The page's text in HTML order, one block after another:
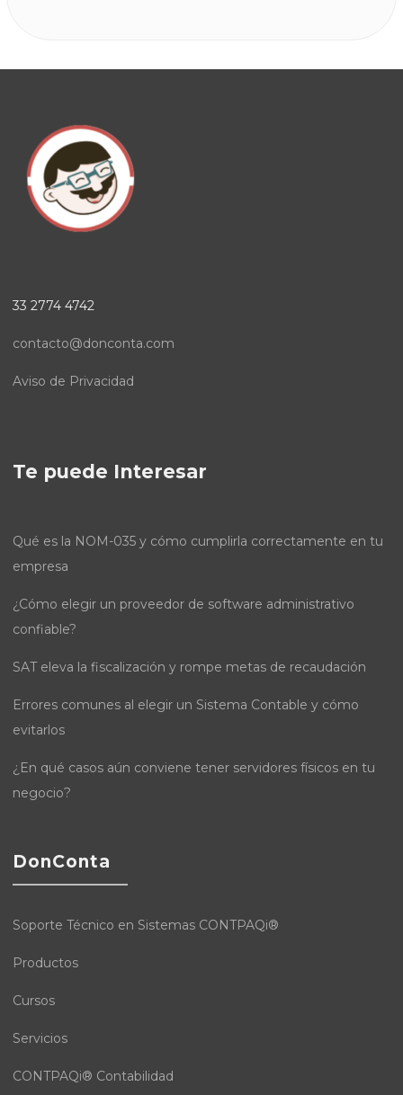
33 2774 4742
contacto@donconta.com
Aviso de Privacidad
Te puede Interesar
Qué es la NOM-035 y cómo cumplirla correctamente en tu
empresa
¿Cómo elegir un proveedor de software administrativo
confiable?
SAT eleva la fiscalización y rompe metas de recaudación
Errores comunes al elegir un Sistema Contable y cómo
evitarlos
¿En qué casos aún conviene tener servidores físicos en tu
negocio?
DonConta
Soporte Técnico en Sistemas CONTPAQi®
Productos
Cursos
Servicios
CONTPAQi® Contabilidad